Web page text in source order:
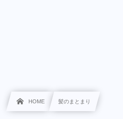
HOME 髪のまとまり